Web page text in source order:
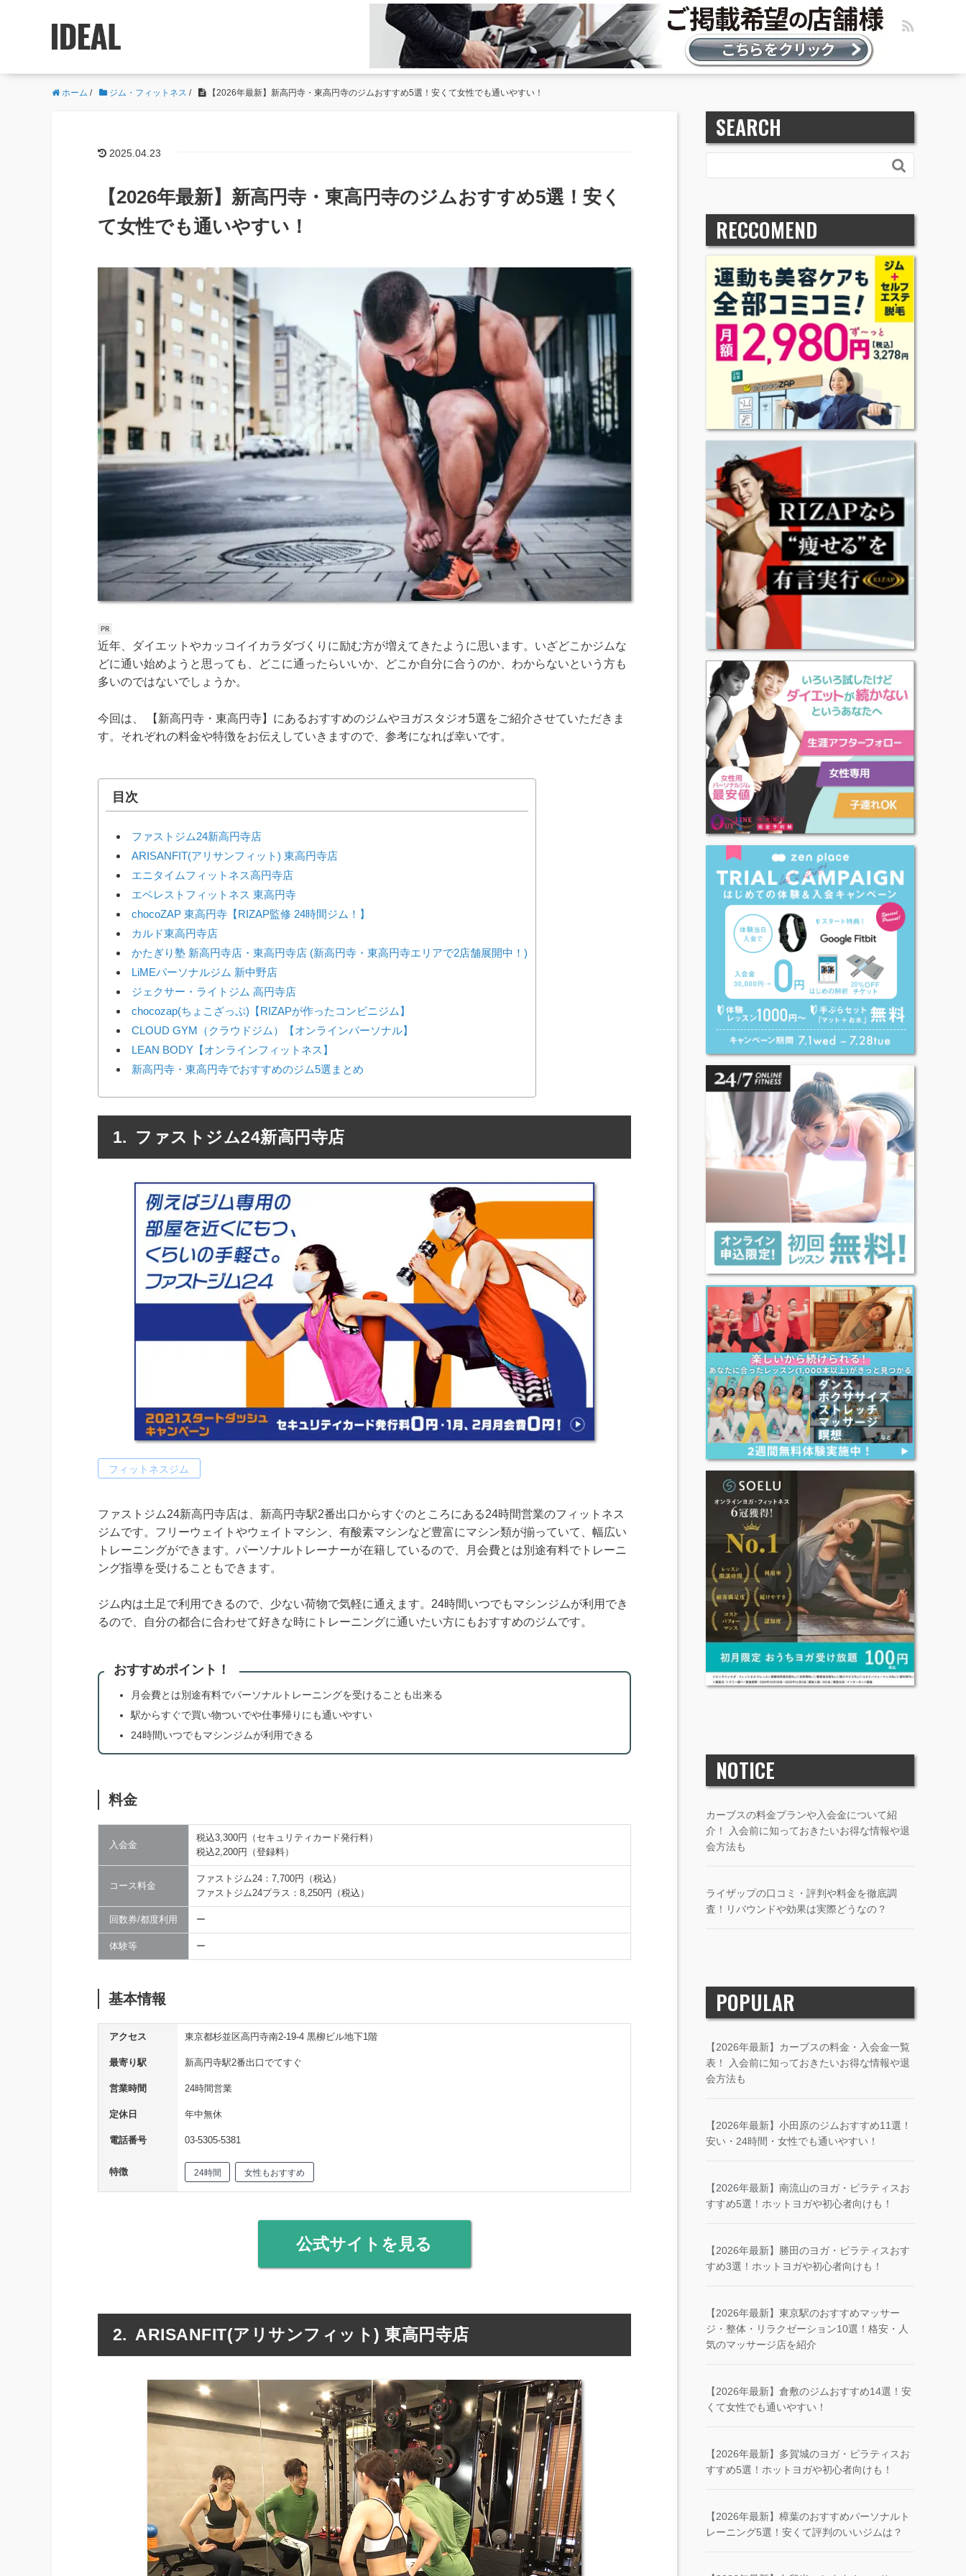
ホーム / ジム・フィットネス / 【2026年最新】新高円寺・東高円寺のジムおすすめ5選！安くて女性でも通いやすい！
2025.04.23
【2026年最新】新高円寺・東高円寺のジムおすすめ5選！安く
て女性でも通いやすい！
近年、ダイエットやカッコイイカラダづくりに励む方が増えてきたように思います。いざどこかジムな
どに通い始めようと思っても、どこに通ったらいいか、どこか自分に合うのか、わからないという方も
多いのではないでしょうか。
今回は、 【新高円寺・東高円寺】にあるおすすめのジムやヨガスタジオ5選をご紹介させていただきま
す。それぞれの料金や特徴をお伝えしていきますので、参考になれば幸いです。
目次
ファストジム24新高円寺店
ARISANFIT(アリサンフィット) 東高円寺店
エニタイムフィットネス高円寺店
エベレストフィットネス 東高円寺
chocoZAP 東高円寺【RIZAP監修 24時間ジム！】
カルド東高円寺店
かたぎり塾 新高円寺店・東高円寺店 (新高円寺・東高円寺エリアで2店舗展開中！)
LiMEパーソナルジム 新中野店
ジェクサー・ライトジム 高円寺店
chocozap(ちょこざっぷ)【RIZAPが作ったコンビニジム】
CLOUD GYM（クラウドジム）【オンラインパーソナル】
LEAN BODY【オンラインフィットネス】
新高円寺・東高円寺でおすすめのジム5選まとめ
ファストジム24新高円寺店
フィットネスジム
ファストジム24新高円寺店は、新高円寺駅2番出口からすぐのところにある24時間営業のフィットネス
ジムです。フリーウェイトやウェイトマシン、有酸素マシンなど豊富にマシン類が揃っていて、幅広い
トレーニングができます。パーソナルトレーナーが在籍しているので、月会費とは別途有料でトレーニ
ング指導を受けることもできます。
ジム内は土足で利用できるので、少ない荷物で気軽に通えます。24時間いつでもマシンジムが利用でき
るので、自分の都合に合わせて好きな時にトレーニングに通いたい方にもおすすめのジムです。
おすすめポイント！
月会費とは別途有料でパーソナルトレーニングを受けることも出来る
駅からすぐで買い物ついでや仕事帰りにも通いやすい
24時間いつでもマシンジムが利用できる
料金
入会金
税込3,300円（セキュリティカード発行料）
税込2,200円（登録料）
コース料金
ファストジム24：7,700円（税込）
ファストジム24プラス：8,250円（税込）
回数券/都度利用 ー
体験等 ー
基本情報
アクセス 東京都杉並区高円寺南2-19-4 黒柳ビル地下1階
最寄り駅 新高円寺駅2番出口でてすぐ
営業時間 24時間営業
定休日 年中無休
電話番号 03-5305-5381
特徴 24時間 女性もおすすめ
公式サイトを見る
ARISANFIT(アリサンフィット) 東高円寺店
SEARCH

RECCOMEND
NOTICE
カーブスの料金プランや入会金について紹
介！ 入会前に知っておきたいお得な情報や退
会方法も
ライザップの口コミ・評判や料金を徹底調
査！リバウンドや効果は実際どうなの？
POPULAR
【2026年最新】カーブスの料金・入会金一覧
表！ 入会前に知っておきたいお得な情報や退
会方法も
【2026年最新】小田原のジムおすすめ11選！
安い・24時間・女性でも通いやすい！
【2026年最新】南流山のヨガ・ピラティスお
すすめ5選！ホットヨガや初心者向けも！
【2026年最新】勝田のヨガ・ピラティスおす
すめ3選！ホットヨガや初心者向けも！
【2026年最新】東京駅のおすすめマッサー
ジ・整体・リラクゼーション10選！格安・人
気のマッサージ店を紹介
【2026年最新】倉敷のジムおすすめ14選！安
くて女性でも通いやすい！
【2026年最新】多賀城のヨガ・ピラティスお
すすめ5選！ホットヨガや初心者向けも！
【2026年最新】樟葉のおすすめパーソナルト
レーニング5選！安くて評判のいいジムは？